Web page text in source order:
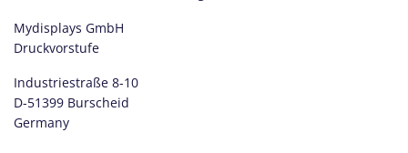
Mydisplays GmbH
Druckvorstufe
Industriestraße 8-10
D-51399 Burscheid
Germany